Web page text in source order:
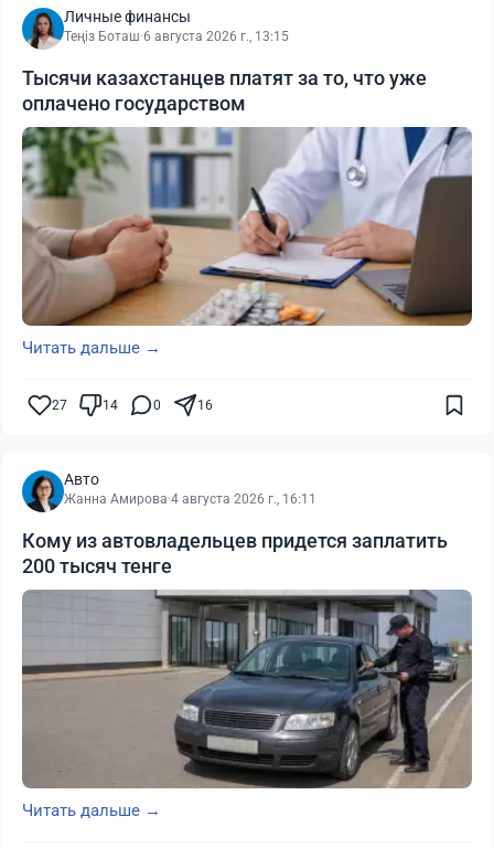
Личные финансы
Теңіз Боташ·6 августа 2026 г., 13:15
Тысячи казахстанцев платят за то, что уже
оплачено государством
Читать дальше →
27 14 0 16
Авто
Жанна Амирова·4 августа 2026 г., 16:11
Кому из автовладельцев придется заплатить
200 тысяч тенге
Читать дальше →